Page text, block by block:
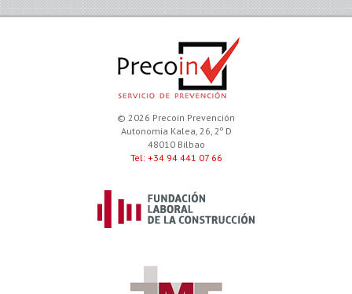
© 2026 Precoin Prevención
Autonomia Kalea, 26, 2º D
48010 Bilbao
Tel: +34 94 441 07 66